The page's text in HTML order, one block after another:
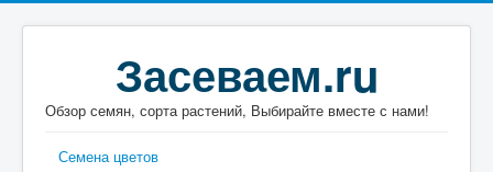
Засеваем.ru
Обзор семян, сорта растений, Выбирайте вместе с нами!
Семена цветов